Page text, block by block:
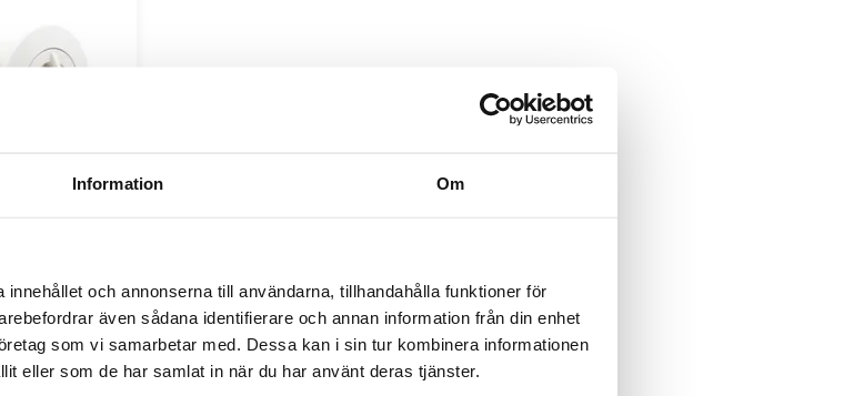
Information Om
och annonserna till användarna, tillhandahålla funktioner för
även sådana identifierare och annan information från din enhet
som vi samarbetar med. Dessa kan i sin tur kombinera informationen
eller som de har samlat in när du har använt deras tjänster.
1,5″ vit
kr